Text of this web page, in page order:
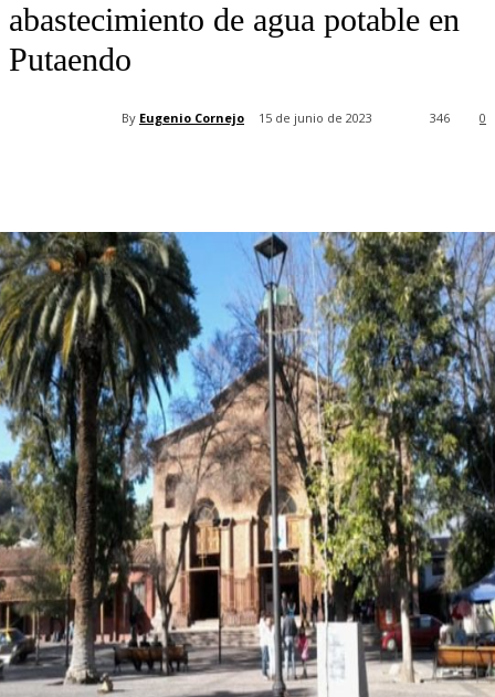
abastecimiento de agua potable en
Putaendo
By Eugenio Cornejo 15 de junio de 2023 0
346